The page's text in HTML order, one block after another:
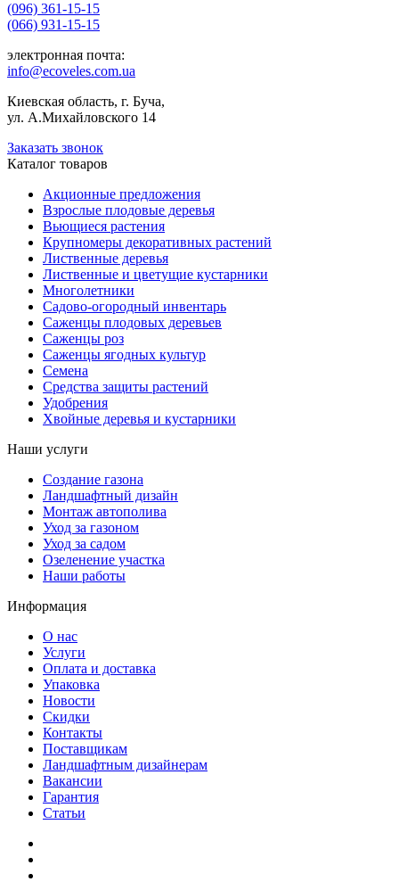
(096) 361-15-15
(066) 931-15-15
электронная почта:
info@ecoveles.com.ua
Киевская область, г. Буча,
ул. А.Михайловского 14
Заказать звонок
Каталог товаров
Акционные предложения
Взрослые плодовые деревья
Вьющиеся растения
Крупномеры декоративных растений
Лиственные деревья
Лиственные и цветущие кустарники
Многолетники
Садово-огородный инвентарь
Саженцы плодовых деревьев
Саженцы роз
Саженцы ягодных культур
Семена
Средства защиты растений
Удобрения
Хвойные деревья и кустарники
Наши услуги
Создание газона
Ландшафтный дизайн
Монтаж автополива
Уход за газоном
Уход за садом
Озеленение участка
Наши работы
Информация
О нас
Услуги
Оплата и доставка
Упаковка
Новости
Скидки
Контакты
Поставщикам
Ландшафтным дизайнерам
Вакансии
Гарантия
Статьи